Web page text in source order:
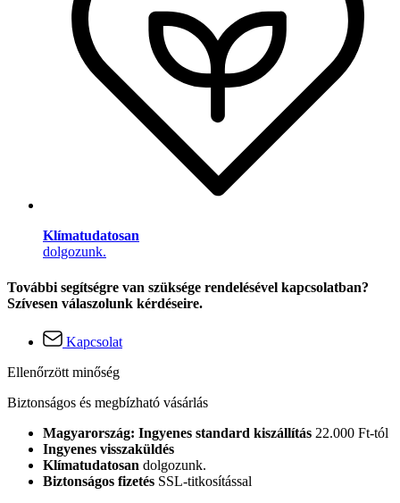
Klímatudatosan
dolgozunk.
További segítségre van szüksége rendelésével kapcsolatban?
Szívesen válaszolunk kérdéseire.
Kapcsolat
Ellenőrzött minőség
Biztonságos és megbízható vásárlás
Magyarország: Ingyenes standard kiszállítás 22.000 Ft-tól
Ingyenes visszaküldés
Klímatudatosan dolgozunk.
Biztonságos fizetés SSL-titkosítással